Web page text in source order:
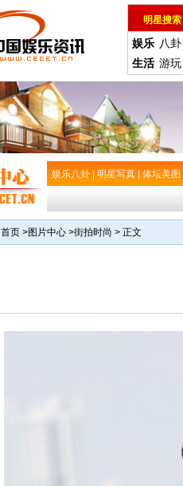
明星搜索
娱乐 八卦
生活 游玩
娱乐八卦 明星写真 体坛美图
首页 >图片中心 >街拍时尚 > 正文